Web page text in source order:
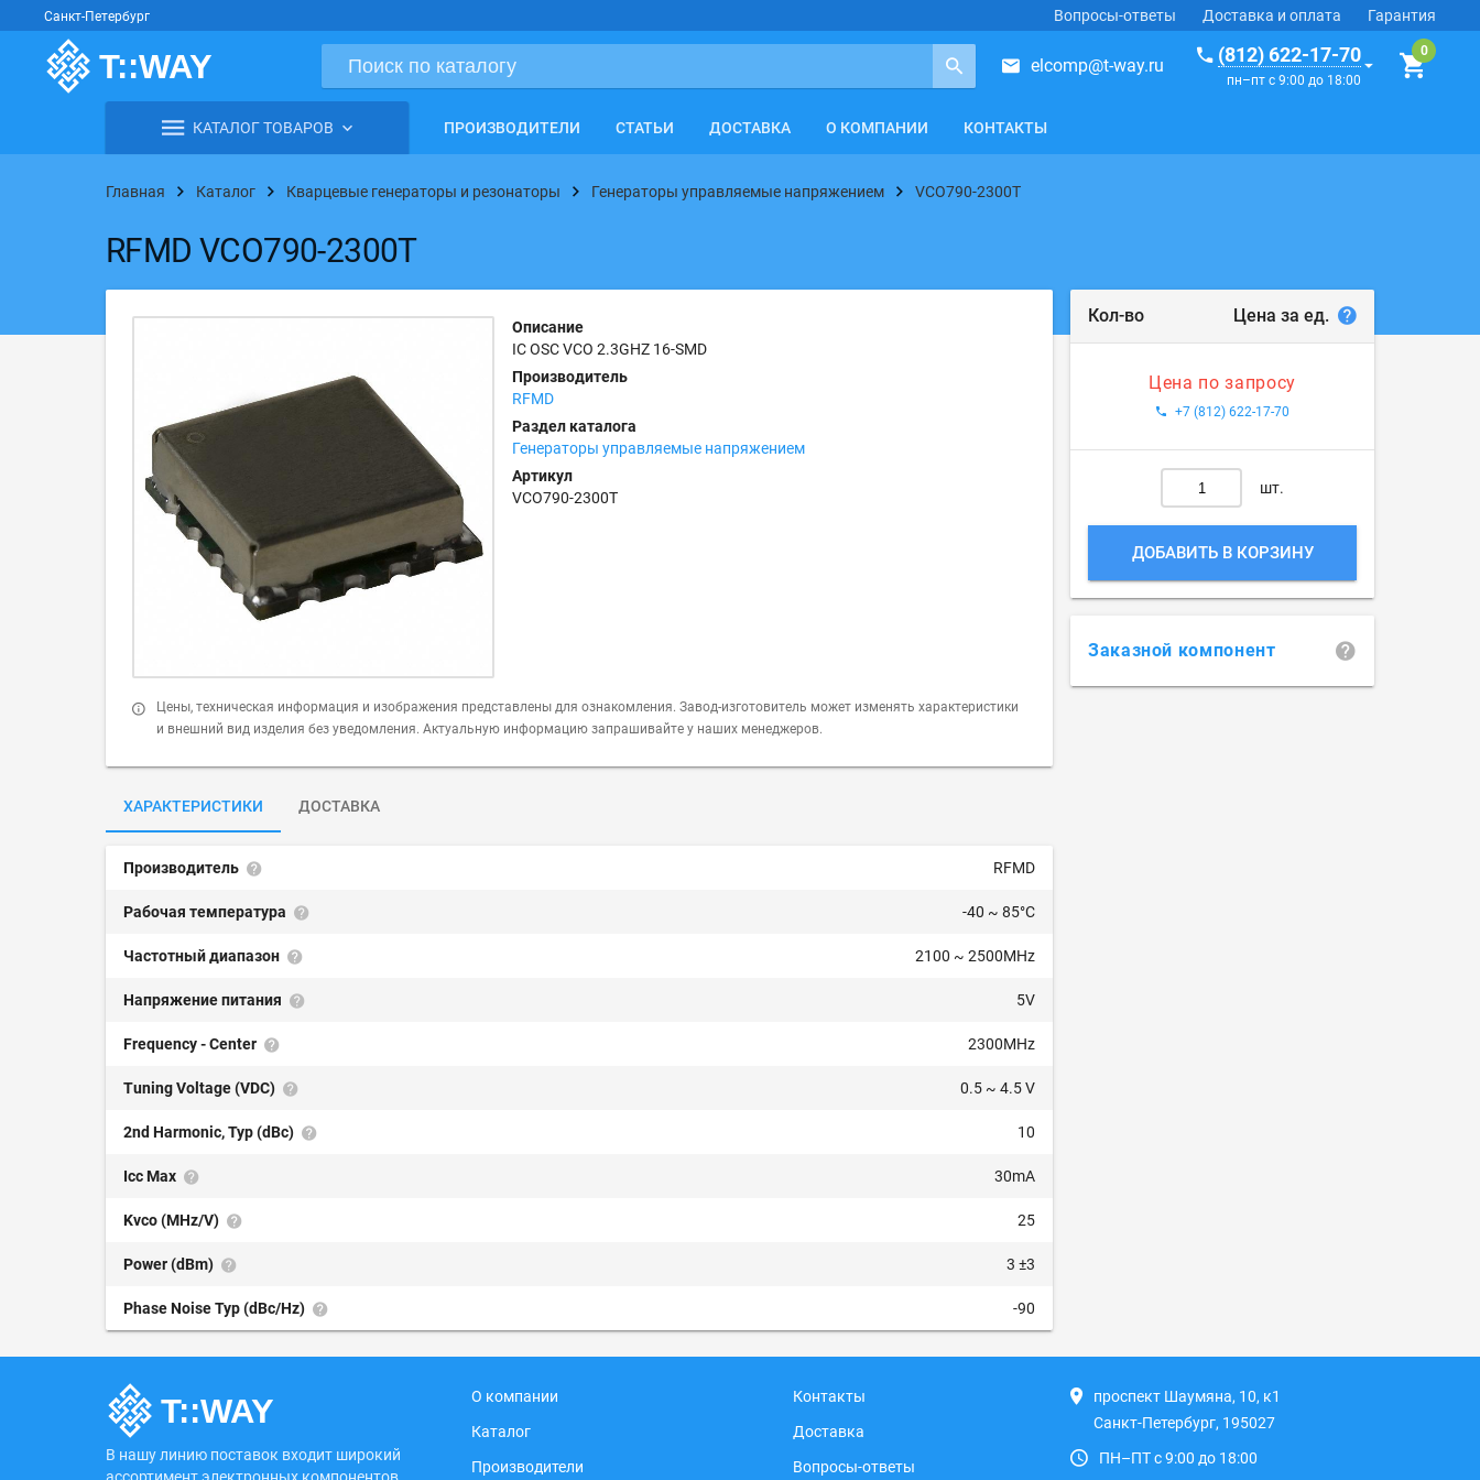
Санкт-Петербург Вопросы-ответы Доставка и оплата Гарантия
elcomp@t-way.ru (812) 622-17-70
пн–пт с 9:00 до 18:00
КАТАЛОГ ТОВАРОВ ПРОИЗВОДИТЕЛИ СТАТЬИ ДОСТАВКА О КОМПАНИИ КОНТАКТЫ
Главная Каталог Кварцевые генераторы и резонаторы Генераторы управляемые напряжением VCO790-2300T
RFMD VCO790-2300T
Описание
IC OSC VCO 2.3GHZ 16-SMD
Производитель
RFMD
Раздел каталога
Генераторы управляемые напряжением
Артикул
VCO790-2300T
Цены, техническая информация и изображения представлены для ознакомления. Завод-изготовитель может изменять характеристики
и внешний вид изделия без уведомления. Актуальную информацию запрашивайте у наших менеджеров.
ХАРАКТЕРИСТИКИ ДОСТАВКА
Производитель RFMD
Рабочая температура -40 ~ 85°C
Частотный диапазон 2100 ~ 2500MHz
Напряжение питания 5V
Frequency - Center 2300MHz
Tuning Voltage (VDC) 0.5 ~ 4.5 V
2nd Harmonic, Typ (dBc) 10
Icc Max 30mA
Kvco (MHz/V) 25
Power (dBm) 3 ±3
Phase Noise Typ (dBc/Hz) -90
Кол-во Цена за ед.
Цена по запросу
+7 (812) 622-17-70
шт.
ДОБАВИТЬ В КОРЗИНУ
Заказной компонент
В нашу линию поставок входит широкий
О компании
Каталог
Производители
Контакты
Доставка
Вопросы-ответы
проспект Шаумяна, 10, к1
Санкт-Петербург, 195027
ПН–ПТ с 9:00 до 18:00